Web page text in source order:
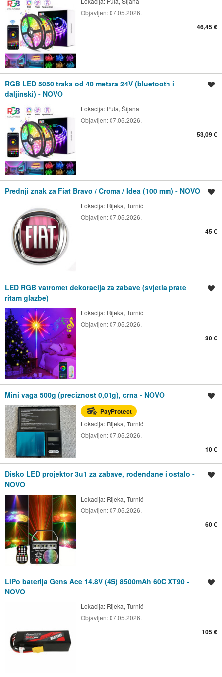
Objavljen:07.05.2026.
46,45 €
RGB LED 5050 traka od 40 metara 24V (bluetooth i
daljinski) - NOVO
Lokacija: Pula, Šijana
Objavljen:07.05.2026.
53,09 €
Prednji znak za Fiat Bravo / Croma / Idea (100 mm) - NOVO
Lokacija: Rijeka, Turnić
Objavljen:07.05.2026.
45 €
LED RGB vatromet dekoracija za zabave (svjetla prate
ritam glazbe)
Lokacija: Rijeka, Turnić
Objavljen:07.05.2026.
30 €
Mini vaga 500g (preciznost 0,01g), crna - NOVO
PayProtect
Lokacija: Rijeka, Turnić
Objavljen:07.05.2026.
10 €
Disko LED projektor 3u1 za zabave, rođendane i ostalo -
NOVO
Lokacija: Rijeka, Turnić
Objavljen:07.05.2026.
60 €
LiPo baterija Gens Ace 14.8V (4S) 8500mAh 60C XT90 -
NOVO
Lokacija: Rijeka, Turnić
Objavljen:07.05.2026.
105 €